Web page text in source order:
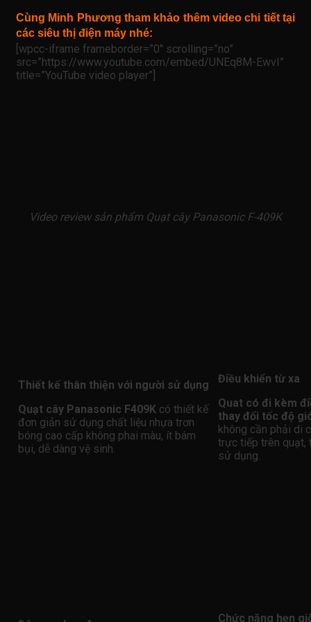
Cùng Minh Phương tham khảo thêm video chi tiết tại
các siêu thị điện máy nhé:
[wpcc-iframe frameborder=”0″ scrolling=”no”
src=”https://www.youtube.com/embed/UNEq8M-EwvI”
title=”YouTube video player”]
Video review sản phẩm Quạt cây Panasonic F-409K
Thiết kế thân thiện với người sử dụng
Quạt cây Panasonic F409K có thiết kế
đơn giản sử dụng chất liệu nhựa trơn
bóng cao cấp không phai màu, ít bám
bụi, dễ dàng vệ sinh.
Điều khiển từ xa
Quat có đi kèm
thay đổi tốc độ
không cần phải di
trực tiếp trên quạt,
sử dụng.
Chức năng hẹn